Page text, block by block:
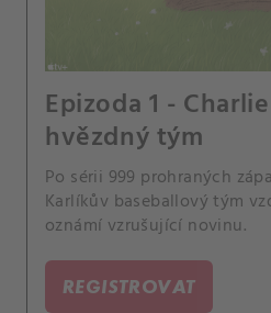
Epizoda 1 -
hvězdný tým
Po sérii 999 prohraných
Karlíkův baseballový tým
oznámí vzrušující novinu.
REGISTROVAT